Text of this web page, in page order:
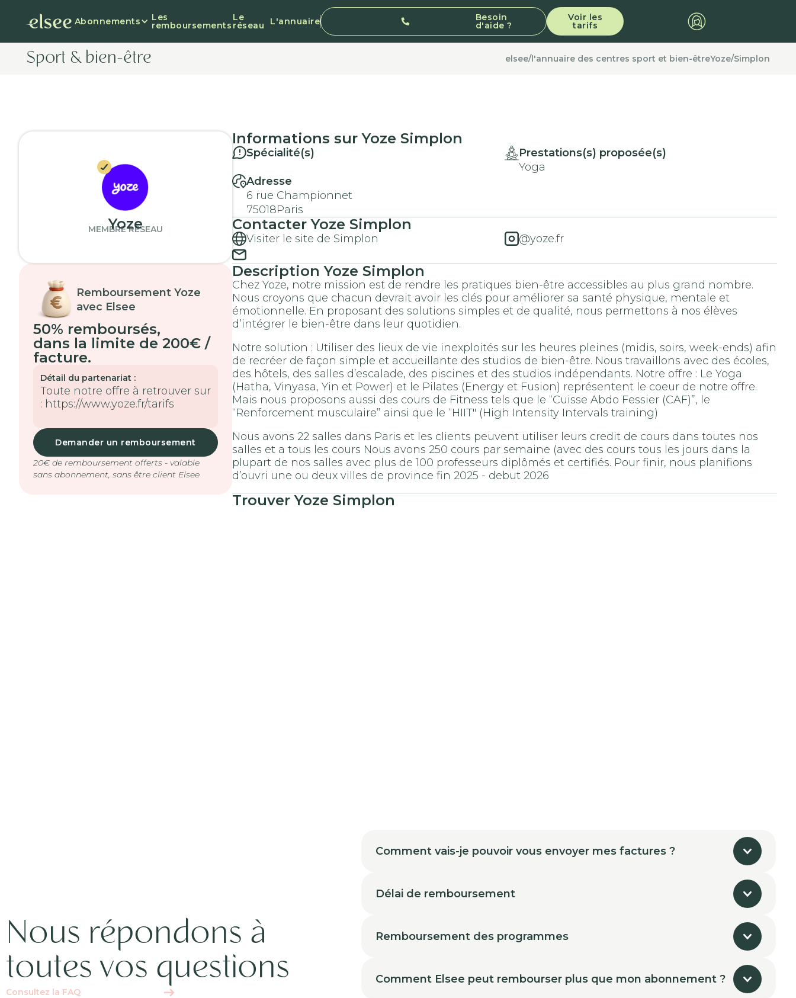
Abonnements Les
remboursements
Le
réseau L'annuaire Besoin
d'aide ?
Voir les
tarifs
Sport & bien-être elsee/l'annuaire des centres sport et bien-êtreYoze/Simplon
Yoze
MEMBRE RÉSEAU
Remboursement Yoze
avec Elsee
50% remboursés,
dans la limite de 200€ /
facture.
Détail du partenariat :
Toute notre offre à retrouver sur
: https://www.yoze.fr/tarifs
Demander un remboursement
20€ de remboursement offerts - valable
sans abonnement, sans être client Elsee
Informations surYoze Simplon
Spécialité(s)
Prestations(s) proposée(s)
Yoga
Adresse
6 rue Championnet
75018Paris
ContacterYoze Simplon
Visiter le site de Simplon @yoze.fr
DescriptionYoze Simplon
Chez Yoze, notre mission est de rendre les pratiques bien-être accessibles au plus grand nombre.
Nous croyons que chacun devrait avoir les clés pour améliorer sa santé physique, mentale et
émotionnelle. En proposant des solutions simples et de qualité, nous permettons à nos élèves
d’intégrer le bien-être dans leur quotidien.
Notre solution : Utiliser des lieux de vie inexploités sur les heures pleines (midis, soirs, week-ends) afin
de recréer de façon simple et accueillante des studios de bien-être. Nous travaillons avec des écoles,
des hôtels, des salles d’escalade, des piscines et des studios indépendants. Notre offre : Le Yoga
(Hatha, Vinyasa, Yin et Power) et le Pilates (Energy et Fusion) représentent le coeur de notre offre.
Mais nous proposons aussi des cours de Fitness tels que le “Cuisse Abdo Fessier (CAF)”, le
“Renforcement musculaire” ainsi que le “HIIT" (High Intensity Intervals training)
Nous avons 22 salles dans Paris et les clients peuvent utiliser leurs credit de cours dans toutes nos
salles et a tous les cours Nous avons 250 cours par semaine (avec des cours tous les jours dans la
plupart de nos salles avec plus de 100 professeurs diplômés et certifiés. Pour finir, nous planifions
d’ouvri une ou deux villes de province fin 2025 - debut 2026
TrouverYoze Simplon
Nous répondons à
toutes vos questions
Consultez la FAQ
Comment vais-je pouvoir vous envoyer mes factures ?
Délai de remboursement
Remboursement des programmes
Comment Elsee peut rembourser plus que mon abonnement ?